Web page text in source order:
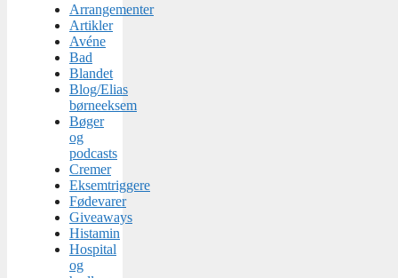
Arrangementer
Artikler
Avéne
Bad
Blandet
Blog/Elias
børneeksem
Bøger
og
podcasts
Cremer
Eksemtriggere
Fødevarer
Giveaways
Histamin
Hospital
og